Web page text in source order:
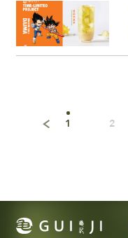
1 2